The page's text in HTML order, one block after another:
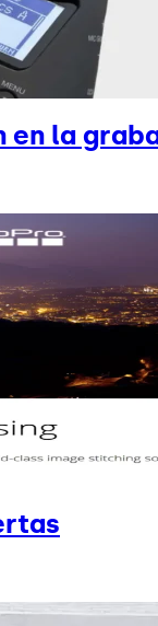
en la